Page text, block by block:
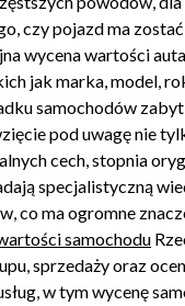
czy pojazd ma
wycena wartości
jak marka, model,
samochodów
pod uwagę nie
cech, stopnia
specjalistyczną
co ma ogromne
samochodu
sprzedaży oraz
w tym wycenę